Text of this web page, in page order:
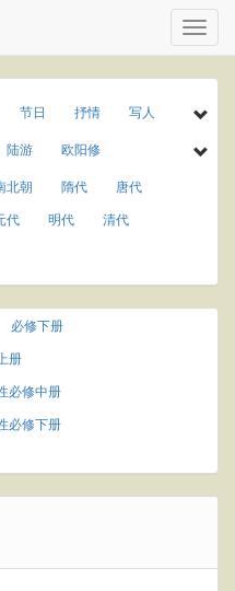
节日 抒情
写人
楚辞
小学古诗
初中文言文
高中文言文
宋词三百首
宋词精选
田园
写雨
陆游
欧阳修
王守仁
罗隐
秦观 龚自珍
元稹
韩愈
刘禹锡
北朝 隋代
唐代
代 明代
清代
必修下册
册
必修中册
必修下册